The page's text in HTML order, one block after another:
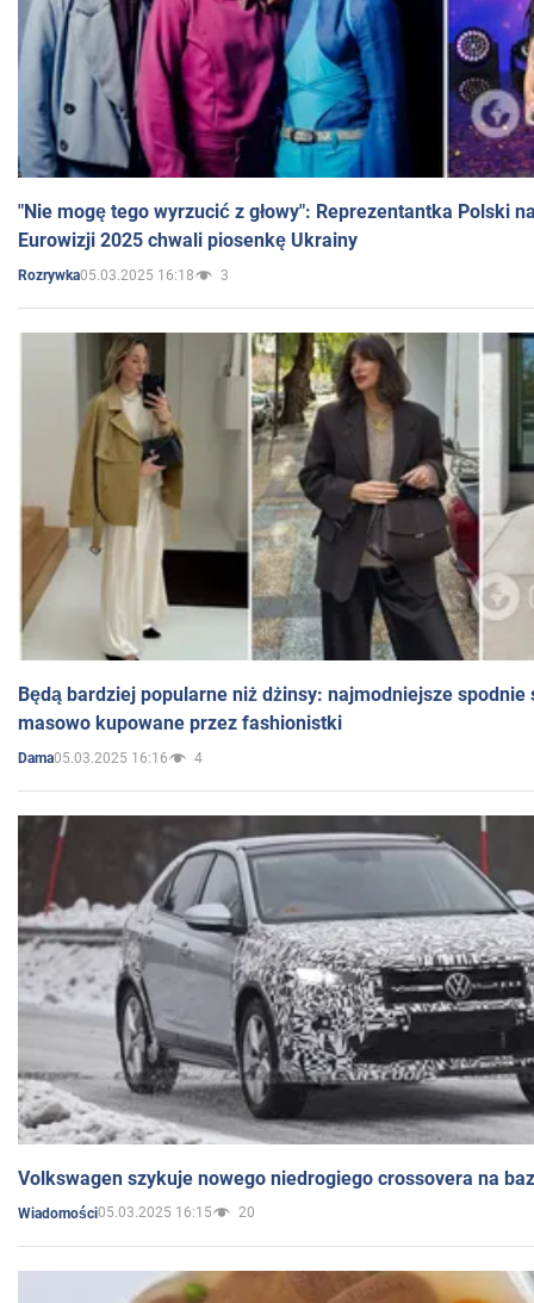
"Nie mogę tego wyrzucić z głowy": Reprezentantka Polski
Eurowizji 2025 chwali piosenkę Ukrainy
Rozrywka05.03.2025 16:18 3
Będą bardziej popularne niż dżinsy: najmodniejsze spodnie
masowo kupowane przez fashionistki
Dama05.03.2025 16:16 4
Volkswagen szykuje nowego niedrogiego crossovera na
Wiadomości05.03.2025 16:15 20